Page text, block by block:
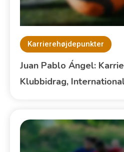
Karrierehøjdepunkter
Juan Pablo Ángel:
Klubbidrag,